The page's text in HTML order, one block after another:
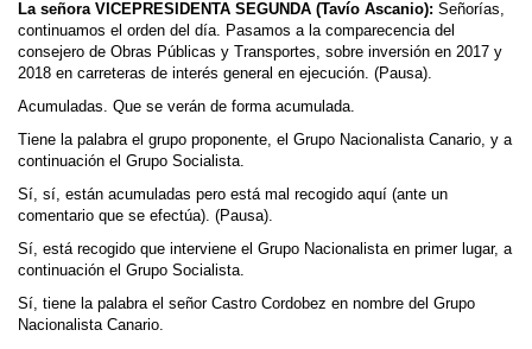
La señora VICEPRESIDENTA SEGUNDA (Tavío Ascanio): Señorías,
continuamos el orden del día. Pasamos a la comparecencia del
consejero de Obras Públicas y Transportes, sobre inversión en 2017 y
2018 en carreteras de interés general en ejecución. (Pausa).
Acumuladas. Que se verán de forma acumulada.
Tiene la palabra el grupo proponente, el Grupo Nacionalista Canario, y a
continuación el Grupo Socialista.
Sí, sí, están acumuladas pero está mal recogido aquí (ante un
comentario que se efectúa). (Pausa).
Sí, está recogido que interviene el Grupo Nacionalista en primer lugar, a
continuación el Grupo Socialista.
Sí, tiene la palabra el señor Castro Cordobez en nombre del Grupo
Nacionalista Canario.